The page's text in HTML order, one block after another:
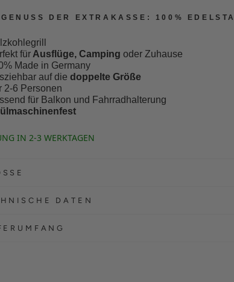
DER EXTRAKASSE: 100%
für Ausflüge, Camping oder Zuhause
Made in Germany
auf die doppelte Größe
2-6 Personen
für Balkon und Fahrradhalterung
IN 2-3 WERKTAGEN
DATEN